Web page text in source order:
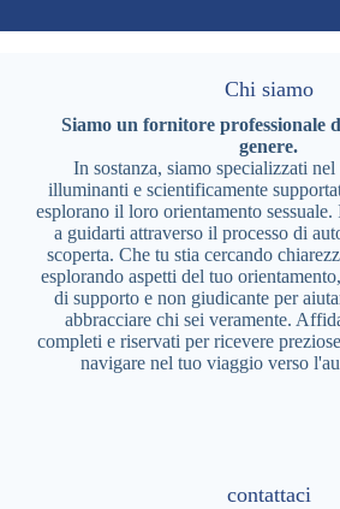
Chi siamo
Siamo un fornitore professionale
genere.
In sostanza, siamo specializzati
illuminanti e scientificamente
esplorano il loro orientamento
a guidarti attraverso il processo di
scoperta. Che tu stia cercando
esplorando aspetti del tuo
di supporto e non giudicante per
abbracciare chi sei veramente.
completi e riservati per ricevere
navigare nel tuo viaggio verso
contattaci